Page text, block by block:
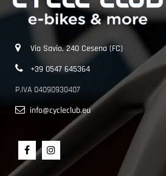
Via Savio, 240 Cesena (FC)
+39 0547 645364
P.IVA 04090930407
info@cycleclub.eu